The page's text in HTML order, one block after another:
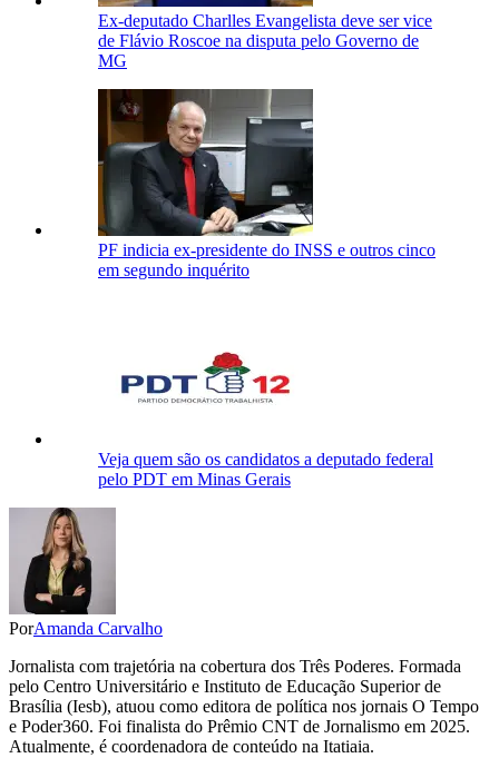
Ex-deputado Charlles Evangelista deve ser vice
de Flávio Roscoe na disputa pelo Governo de
MG
PF indicia ex-presidente do INSS e outros cinco
em segundo inquérito
Veja quem são os candidatos a deputado federal
pelo PDT em Minas Gerais
PorAmanda Carvalho
Jornalista com trajetória na cobertura dos Três Poderes. Formada
pelo Centro Universitário e Instituto de Educação Superior de
Brasília (Iesb), atuou como editora de política nos jornais O Tempo
e Poder360. Foi finalista do Prêmio CNT de Jornalismo em 2025.
Atualmente, é coordenadora de conteúdo na Itatiaia.